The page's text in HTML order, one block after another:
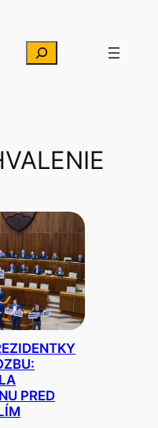
Hľadať
PRED